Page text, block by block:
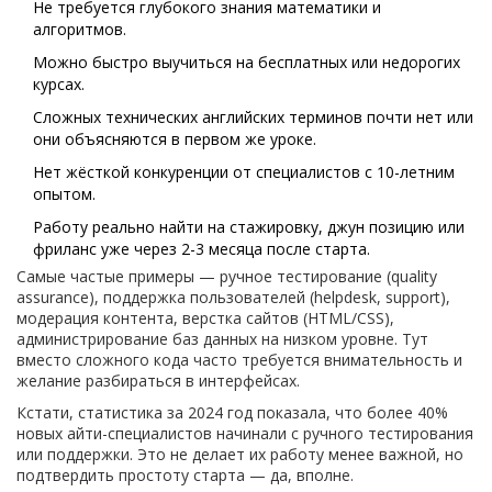
Не требуется глубокого знания математики и
алгоритмов.
Можно быстро выучиться на бесплатных или недорогих
курсах.
Сложных технических английских терминов почти нет или
они объясняются в первом же уроке.
Нет жёсткой конкуренции от специалистов с 10-летним
опытом.
Работу реально найти на стажировку, джун позицию или
фриланс уже через 2-3 месяца после старта.
Самые частые примеры — ручное тестирование (quality
assurance), поддержка пользователей (helpdesk, support),
модерация контента, верстка сайтов (HTML/CSS),
администрирование баз данных на низком уровне. Тут
вместо сложного кода часто требуется внимательность и
желание разбираться в интерфейсах.
Кстати, статистика за 2024 год показала, что более 40%
новых айти-специалистов начинали с ручного тестирования
или поддержки. Это не делает их работу менее важной, но
подтвердить простоту старта — да, вполне.